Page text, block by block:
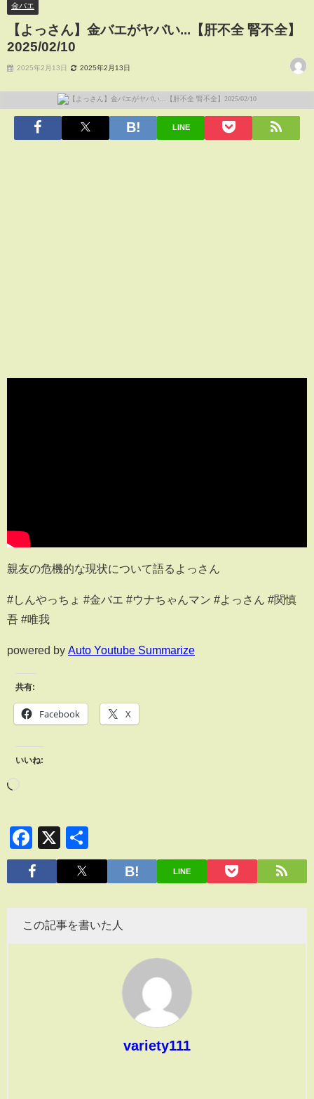
金バエ
【よっさん】金バエがヤバい...【肝不全 腎不全】
2025/02/10
2025年2月13日 2025年2月13日
LINE
親友の危機的な現状について語るよっさん
#しんやっちょ #金バエ #ウナちゃんマン #よっさん #関慎
吾 #唯我
powered by Auto Youtube Summarize
共有:
Facebook X
いいね:
Facebook
X
有
LINE
この記事を書いた人
variety111